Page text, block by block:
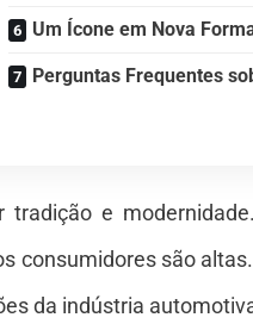
Um Ícone em Nova
Perguntas Frequentes
e
consumidores são
da indústria